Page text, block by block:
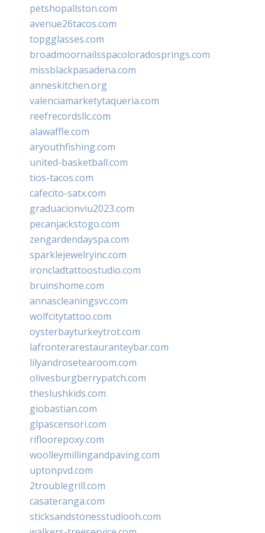
petshopallston.com
avenue26tacos.com
topgglasses.com
broadmoornailsspacoloradosprings.com
missblackpasadena.com
anneskitchen.org
valenciamarketytaqueria.com
reefrecordsllc.com
alawaffle.com
aryouthfishing.com
united-basketball.com
tios-tacos.com
cafecito-satx.com
graduacionviu2023.com
pecanjackstogo.com
zengardendayspa.com
sparklejewelryinc.com
ironcladtattoostudio.com
bruinshome.com
annascleaningsvc.com
wolfcitytattoo.com
oysterbayturkeytrot.com
lafronterarestauranteybar.com
lilyandrosetearoom.com
olivesburgberrypatch.com
theslushkids.com
giobastian.com
glpascensori.com
rifloorepoxy.com
woolleymillingandpaving.com
uptonpvd.com
2troublegrill.com
casateranga.com
sticksandstonesstudiooh.com